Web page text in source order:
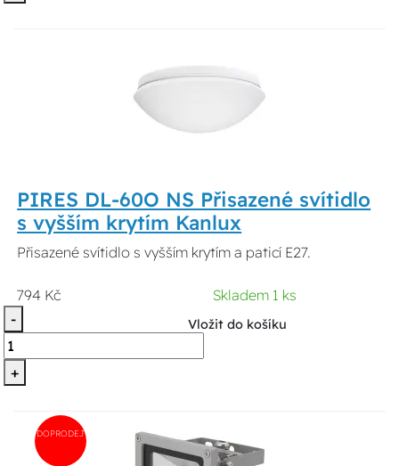
PIRES DL-60O NS Přisazené svítidlo
s vyšším krytím Kanlux
Přisazené svítidlo s vyšším krytím a paticí E27.
794 Kč
Skladem 1 ks
-
+
Vložit do košíku
DOPRODEJ